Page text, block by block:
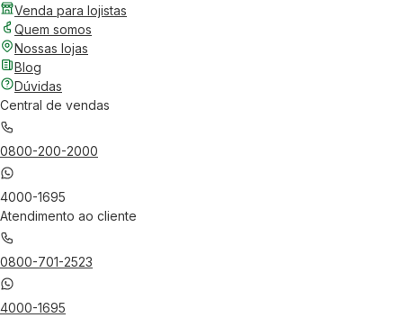
Venda para lojistas
Quem somos
Nossas lojas
Blog
Dúvidas
Central de vendas
0800-200-2000
4000-1695
Atendimento ao cliente
0800-701-2523
4000-1695